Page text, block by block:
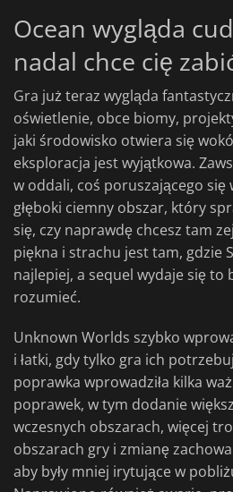
Ocean wygląda
nadal chce cię
Gra już teraz wygląda
oświetlenie, obce biomy,
jaki środowisko otwiera się
eksploracja jest wyjątkowa.
w oddali, coś poruszającego
głęboki ciemny obszar, który
się, czy naprawdę chcesz tam
piękna i strachu jest tam, gdzie
najlepiej, a sequel wydaje się to
rozumieć.
Unknown Worlds szybko
i łatki, gdy tylko gra ich
poprawka wprowadziła kilka
poprawek, w tym dodanie
wczesnych obszarach, więcej
obszarach gry i zmianę
aby były mniej irytujące w